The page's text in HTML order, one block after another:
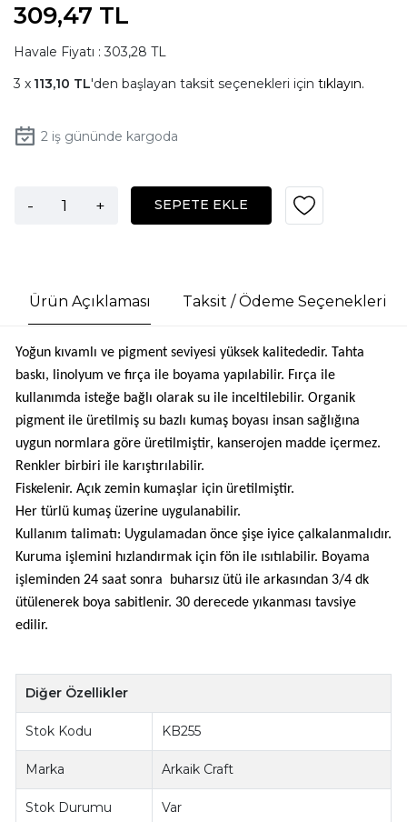
309,47 TL
Havale Fiyatı : 303,28 TL
113,10 TL'den başlayan taksit seçenekleri için tıklayın.
2iş gününde kargoda
- + SEPETE EKLE
Ürün Açıklaması Taksit / Ödeme Seçenekleri
Yoğun kıvamlı ve pigment seviyesi yüksek kalitededir. Tahta
baskı, linolyum ve fırça ile boyama yapılabilir. Fırça ile
kullanımda isteğe bağlı olarak su ile inceltilebilir. Organik
pigment ile üretilmiş su bazlı kumaş boyası insan sağlığına
uygun normlara göre üretilmiştir, kanserojen madde içermez.
Renkler birbiri ile karıştırılabilir.
Fiskelenir. Açık zemin kumaşlar için üretilmiştir.
Her türlü kumaş üzerine uygulanabilir.
Kullanım talimatı: Uygulamadan önce şişe iyice çalkalanmalıdır.
Kuruma işlemini hızlandırmak için fön ile ısıtılabilir. Boyama
işleminden 24 saat sonra buharsız ütü ile arkasından 3/4 dk
ütülenerek boya sabitlenir. 30 derecede yıkanması tavsiye
edilir.
Diğer Özellikler
Stok Kodu KB255
Marka Arkaik Craft
Stok Durumu Var